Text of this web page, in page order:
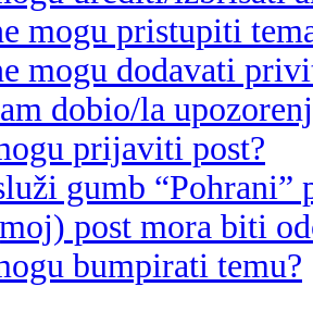
mogu pristupiti
mogu dodavati
dobio/la
prijaviti post?
gumb
post mora biti
bumpirati temu?